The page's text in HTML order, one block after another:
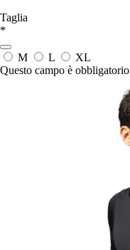
Taglia
*
M L
XL
Questo campo è obbligatorio